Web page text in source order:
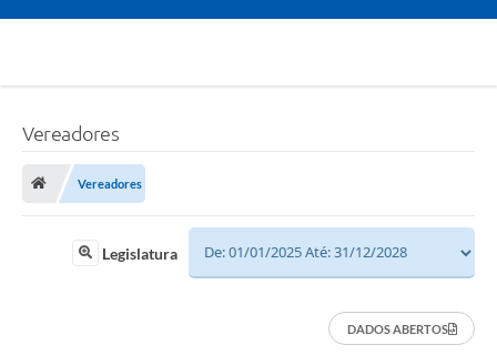
Vereadores
Vereadores
Legislatura
DADOS ABERTOS